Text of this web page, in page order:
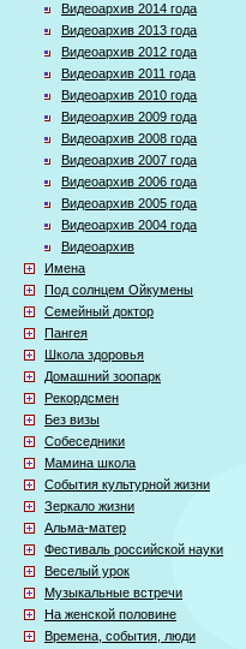
Видеоархив 2014 года
Видеоархив 2013 года
Видеоархив 2012 года
Видеоархив 2011 года
Видеоархив 2010 года
Видеоархив 2009 года
Видеоархив 2008 года
Видеоархив 2007 года
Видеоархив 2006 года
Видеоархив 2005 года
Видеоархив 2004 года
Видеоархив
Имена
Под солнцем Ойкумены
Семейный доктор
Пангея
Школа здоровья
Домашний зоопарк
Рекордсмен
Без визы
Собеседники
Мамина школа
События культурной жизни
Зеркало жизни
Альма-матер
Фестиваль российской науки
Веселый урок
Музыкальные встречи
На женской половине
Времена, события, люди